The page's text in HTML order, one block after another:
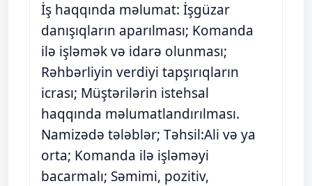
İş haqqında məlumat: İşgüzar
danışıqların aparılması; Komanda
ilə işləmək və idarə olunması;
Rəhbərliyin verdiyi tapşırıqların
icrası; Müştərilərin istehsal
haqqında məlumatlandırılması.
Namizədə tələblər; Təhsil:Ali və ya
orta; Komanda ilə işləməyi
bacarmalı; Səmimi, pozitiv,